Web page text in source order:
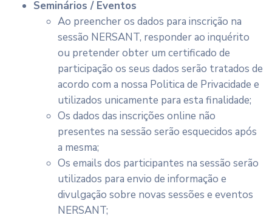
Seminários / Eventos
Ao preencher os dados para inscrição na
sessão NERSANT, responder ao inquérito
ou pretender obter um certificado de
participação os seus dados serão tratados de
acordo com a nossa Politica de Privacidade e
utilizados unicamente para esta finalidade;
Os dados das inscrições online não
presentes na sessão serão esquecidos após
a mesma;
Os emails dos participantes na sessão serão
utilizados para envio de informação e
divulgação sobre novas sessões e eventos
NERSANT;